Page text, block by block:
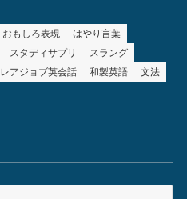
おもしろ表現
はやり言葉
スタディサプリ
スラング
レアジョブ英会話 和製英語
文法